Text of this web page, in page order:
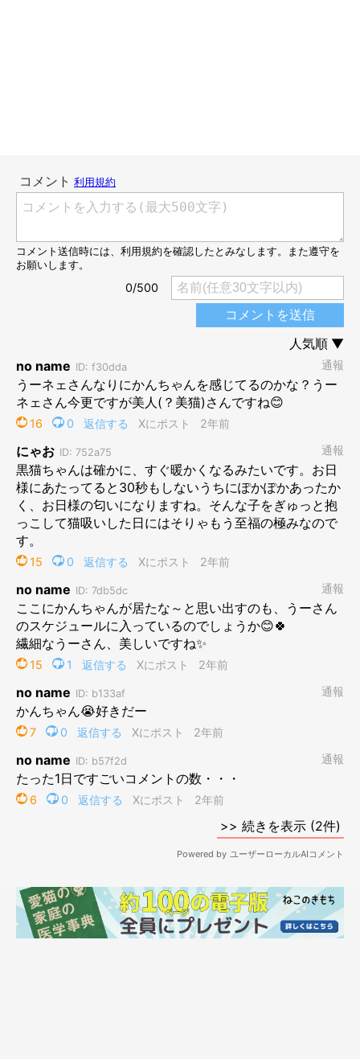
だけど、のんびり寝そべる姿が多かったかんたろうと比べると、
うずらはちょこちょこ移動しているんです。体が黒色で体感温度
寝心地のいい椅子に日が差し込むまで落ち着かないんでしょう
ね。
最近はかんたろうお気に入りの箱に入っています(午前中限定)